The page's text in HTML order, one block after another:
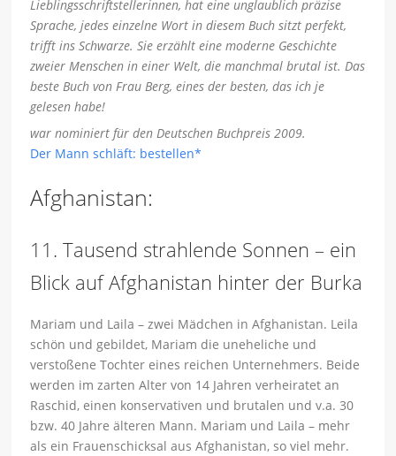
Lieblingsschriftstellerinnen, hat eine unglaublich präzise
Sprache, jedes einzelne Wort in diesem Buch sitzt perfekt,
trifft ins Schwarze. Sie erzählt eine moderne Geschichte
zweier Menschen in einer Welt, die manchmal brutal ist. Das
beste Buch von Frau Berg, eines der besten, das ich je
gelesen habe!
war nominiert für den Deutschen Buchpreis 2009.
Der Mann schläft: bestellen*
Afghanistan:
11. Tausend strahlende Sonnen – ein
Blick auf Afghanistan hinter der Burka
Mariam und Laila – zwei Mädchen in Afghanistan. Leila
schön und gebildet, Mariam die uneheliche und
verstoßene Tochter eines reichen Unternehmers. Beide
werden im zarten Alter von 14 Jahren verheiratet an
Raschid, einen konservativen und brutalen und v.a. 30
bzw. 40 Jahre älteren Mann. Mariam und Laila – mehr
als ein Frauenschicksal aus Afghanistan, so viel mehr.